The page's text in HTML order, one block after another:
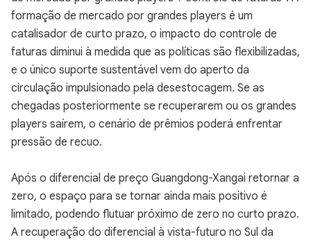
formação de mercado por grandes players é um
catalisador de curto prazo, o impacto do controle de
faturas diminui à medida que as políticas são flexibilizadas,
e o único suporte sustentável vem do aperto da
circulação impulsionado pela desestocagem. Se as
chegadas posteriormente se recuperarem ou os grandes
players saírem, o cenário de prêmios poderá enfrentar
pressão de recuo.
Após o diferencial de preço Guangdong-Xangai retornar a
zero, o espaço para se tornar ainda mais positivo é
limitado, podendo flutuar próximo de zero no curto prazo.
A recuperação do diferencial à vista-futuro no Sul da